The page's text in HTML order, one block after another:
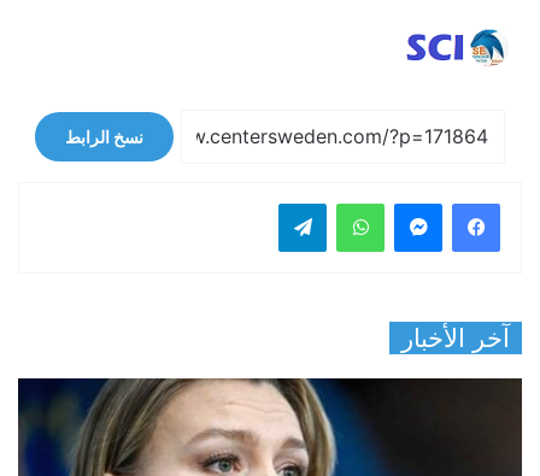
نسخ الرابط
فيسبوك واتساب
آخر الأخبار